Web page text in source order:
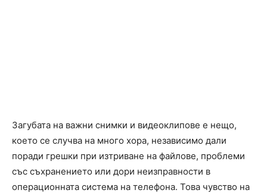
Загубата на важни снимки и видеоклипове е нещо,
което се случва на много хора, независимо дали
поради грешки при изтриване на файлове, проблеми
със съхранението или дори неизправности в
операционната система на телефона. Това чувство на